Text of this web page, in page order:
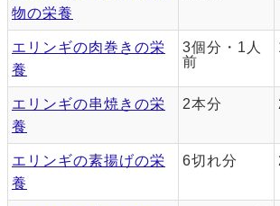
物の栄養
エリンギの肉巻きの栄
養
3個分・1人
前
エリンギの串焼きの栄
養
2本分
エリンギの素揚げの栄
養
6切れ分